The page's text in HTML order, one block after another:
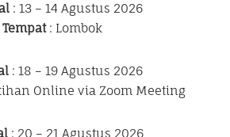
: 13 – 14 Agustus 2026
Tempat: Lombok
: 18 – 19 Agustus 2026
Online via Zoom Meeting
: 20 – 21 Agustus 2026